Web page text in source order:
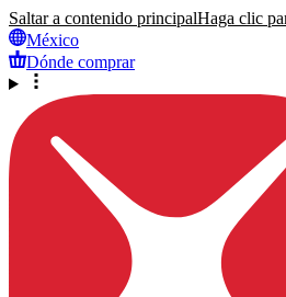
Saltar a contenido principalHaga clic
México
Dónde comprar